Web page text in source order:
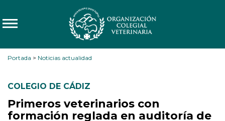
Portada > Noticias actualidad
COLEGIO DE CÁDIZ
Primeros veterinarios con
formación reglada en auditoría de